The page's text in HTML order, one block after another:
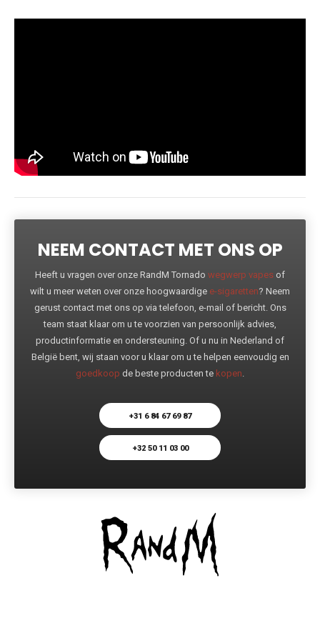
NEEM CONTACT MET ONS OP
Heeft u vragen over onze RandM Tornado wegwerp vapes of
wilt u meer weten over onze hoogwaardige e-sigaretten? Neem
gerust contact met ons op via telefoon, e-mail of bericht. Ons
team staat klaar om u te voorzien van persoonlijk advies,
productinformatie en ondersteuning. Of u nu in Nederland of
België bent, wij staan voor u klaar om u te helpen eenvoudig en
goedkoop de beste producten te kopen.
+31 6 84 67 69 87
+32 50 11 03 00